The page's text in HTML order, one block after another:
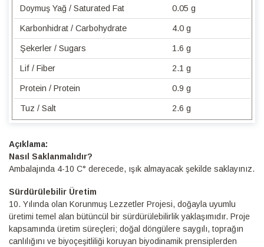
Doymuş Yağ / Saturated Fat 0.05 g
Karbonhidrat / Carbohydrate 4.0 g
Şekerler / Sugars 1.6 g
Lif / Fiber 2.1 g
Protein / Protein 0.9 g
Tuz / Salt 2.6 g
Detaylı
Bilgi
Nasıl Saklanmalıdır?
Ambalajında 4-10 C° derecede, ışık almayacak şekilde saklayınız.
Sürdürülebilir Üretim
10.⁠ ⁠Yılında olan Korunmuş Lezzetler Projesi, doğayla uyumlu
üretimi temel alan bütüncül bir sürdürülebilirlik yaklaşımıdır. Proje
kapsamında üretim süreçleri; doğal döngülere saygılı, toprağın
canlılığını ve biyoçeşitliliği koruyan biyodinamik prensiplerden